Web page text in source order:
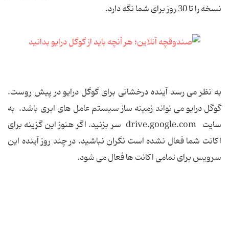
نسخه را تا 30 روز برای شما نگه دارد.
به نظر می رسد آینده درخشانی برای گوگل درایو در پیش روست.
گوگل درایو می تواند زمینه ساز سیستم عامل های ابری باشد. به
سایت drive.google.com سر بزنید. اگر هنوز این گزینه برای
اکانت شما فعال نشده است نگران نباشید. در چند روز آینده این
سرویس برای تمامی اکانت ها فعال می شود.